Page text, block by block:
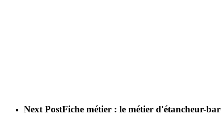
Next PostFiche métier : le métier d'étancheur-